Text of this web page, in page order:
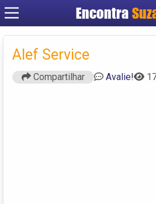
Encontra
Alef Service
Compartilhar Avalie!